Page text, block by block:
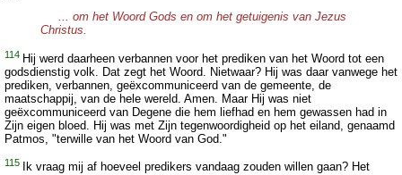
... om het Woord Gods en om het getuigenis van Jezus
Christus.
114 Hij werd daarheen verbannen voor het prediken van het Woord tot een
godsdienstig volk. Dat zegt het Woord. Nietwaar? Hij was daar vanwege het
prediken, verbannen, geëxcommuniceerd van de gemeente, de
maatschappij, van de hele wereld. Amen. Maar Hij was niet
geëxcommuniceerd van Degene die hem liefhad en hem gewassen had in
Zijn eigen bloed. Hij was met Zijn tegenwoordigheid op het eiland, genaamd
Patmos, "terwille van het Woord van God."
115
Ik vraag mij af hoeveel predikers vandaag zouden willen gaan? Het